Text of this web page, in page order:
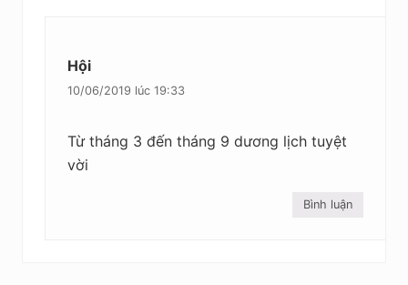
Hội
10/06/2019 lúc 19:33
Từ tháng 3 đến tháng 9 dương lịch tuyệt
vời
Bình luận